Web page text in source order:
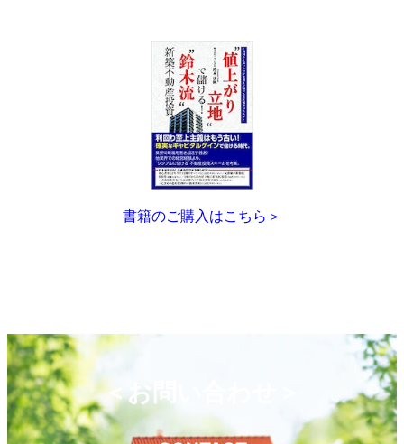
書籍のご購入はこちら＞
＜お問い合わせ＞